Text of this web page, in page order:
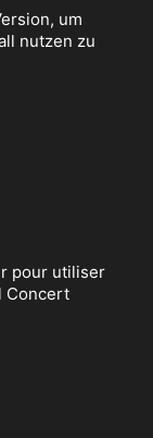
um
nutzen zu
pour utiliser
Concert